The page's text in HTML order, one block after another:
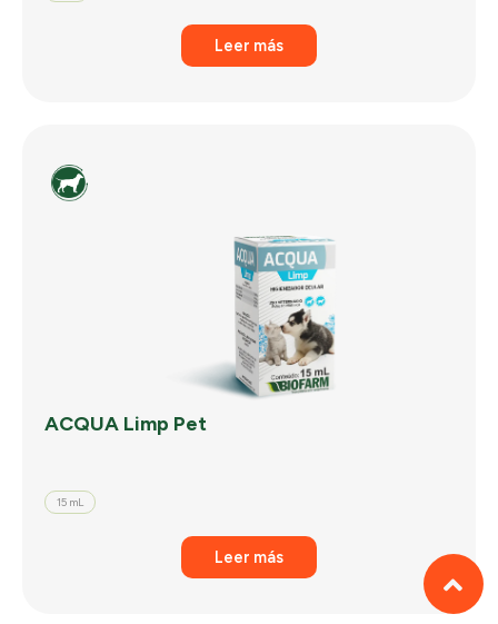
Leer más
ACQUA Limp Pet
15 mL
Leer más